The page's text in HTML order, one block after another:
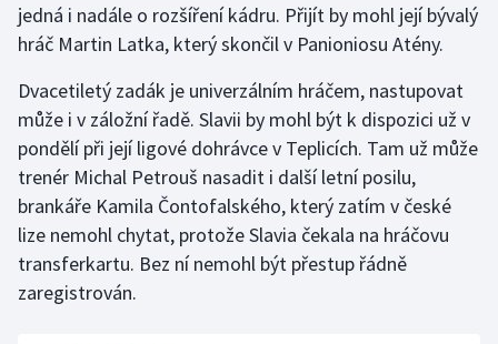
Lyže a snowboard
Moderní pětiboj
Motorsport
Olympijské hry
Parasport
Plavání
jedná i nadále o rozšíření kádru. Přijít by mohl její bývalý
hráč Martin Latka, který skončil v Panioniosu Atény.
Dvacetiletý zadák je univerzálním hráčem, nastupovat
může i v záložní řadě. Slavii by mohl být k dispozici už v
pondělí při její ligové dohrávce v Teplicích. Tam už může
trenér Michal Petrouš nasadit i další letní posilu,
brankáře Kamila Čontofalského, který zatím v české
lize nemohl chytat, protože Slavia čekala na hráčovu
transferkartu. Bez ní nemohl být přestup řádně
zaregistrován.